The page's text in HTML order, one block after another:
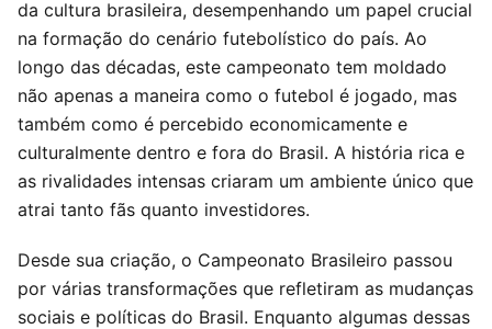
da cultura brasileira, desempenhando um papel crucial
na formação do cenário futebolístico do país. Ao
longo das décadas, este campeonato tem moldado
não apenas a maneira como o futebol é jogado, mas
também como é percebido economicamente e
culturalmente dentro e fora do Brasil. A história rica e
as rivalidades intensas criaram um ambiente único que
atrai tanto fãs quanto investidores.
Desde sua criação, o Campeonato Brasileiro passou
por várias transformações que refletiram as mudanças
sociais e políticas do Brasil. Enquanto algumas dessas